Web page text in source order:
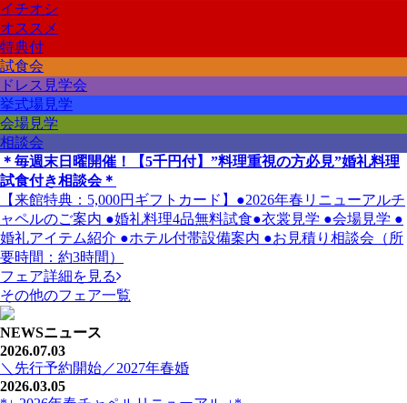
イチオシ
オススメ
特典付
試食会
ドレス見学会
挙式場見学
会場見学
相談会
＊毎週末日曜開催！【5千円付】”料理重視の方必見”婚礼料理
試食付き相談会＊
【来館特典：5,000円ギフトカード】●2026年春リニューアルチ
ャペルのご案内 ●婚礼料理4品無料試食●衣裳見学 ●会場見学 ●
婚礼アイテム紹介 ●ホテル付帯設備案内 ●お見積り相談会（所
要時間：約3時間）
フェア詳細を見る
その他のフェア一覧
NEWSニュース
2026.07.03
＼先行予約開始／2027年春婚
2026.03.05